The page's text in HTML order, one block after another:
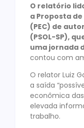
O relatório
a Proposta
(PEC) de
(PSOL-SP),
uma jornada
contou com
O relator Luiz
a saída
econômica
elevada
trabalho.